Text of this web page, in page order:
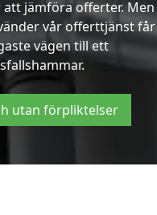
jämföra offerter. Men
vår offerttjänst får
vägen till ett
utan förpliktelser